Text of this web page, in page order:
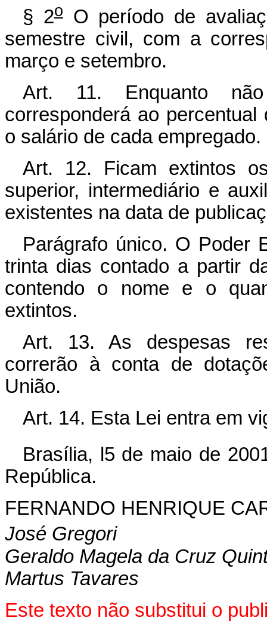
§ 2oO período de
semestre civil, com a
março e setembro.
Art. 11. Enquanto
corresponderá ao
o salário de cada empregado.
Art. 12. Ficam extintos
superior, intermediário e
existentes na data de
Parágrafo único. O Poder
trinta dias contado a partir
contendo o nome e o
extintos.
Art. 13. As despesas
correrão à conta de
União.
Art. 14. Esta Lei entra em
Brasília, l5 de maio de
República.
FERNANDO HENRIQUE
José Gregori
Geraldo Magela da Cruz
Martus Tavares
Este texto não substitui o